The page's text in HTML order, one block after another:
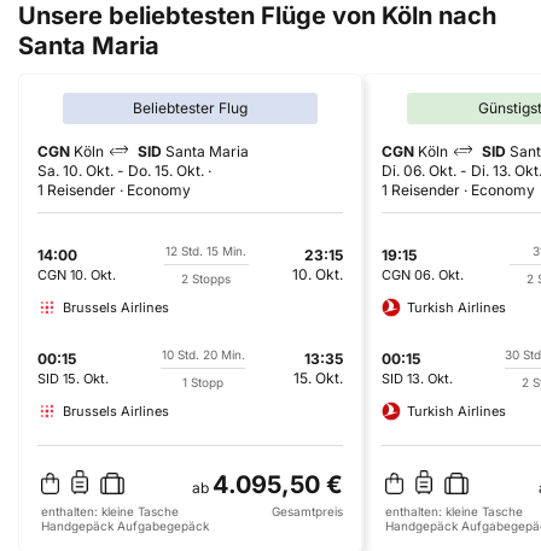
Unsere beliebtesten Flüge von Köln nach
Santa Maria
Beliebtester Flug
CGN Köln SID Santa Maria
Sa. 10. Okt. - Do. 15. Okt.
1 Reisender
Economy
14:00
CGN 10. Okt.
12 Std. 15 Min.
2 Stopps
23:15
10. Okt.
Brussels Airlines
00:15
SID 15. Okt.
10 Std. 20 Min.
1 Stopp
13:35
15. Okt.
Brussels Airlines
ab 4.095,50 €
enthalten: kleine Tasche
Handgepäck Aufgabegepäck
Gesamtpreis
CGN Köln SID
Di. 06. Okt. - Di. 13. Okt.
1 Reisender
Economy
19:15
CGN 06. Okt.
2
Turkish Airlines
00:15
SID 13. Okt.
30
2
Turkish Airlines
enthalten: kleine Tasche
Handgepäck